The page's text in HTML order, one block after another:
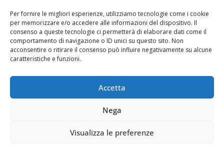
Per fornire le migliori esperienze, utilizziamo tecnologie come i cookie
per memorizzare e/o accedere alle informazioni del dispositivo. Il
consenso a queste tecnologie ci permetterà di elaborare dati come il
comportamento di navigazione o ID unici su questo sito. Non
acconsentire o ritirare il consenso può influire negativamente su alcune
caratteristiche e funzioni.
Accetta
Nega
Visualizza le preferenze
Aut. del tribunale di Catania n.23/2011 del 20/09/2011 Dir.
Resp. Riccardo Orioles.
Associazione Culturale I Siciliani Giovani
via Randazzo 27 Catania